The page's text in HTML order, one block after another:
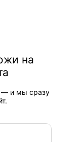
на
— и мы сразу